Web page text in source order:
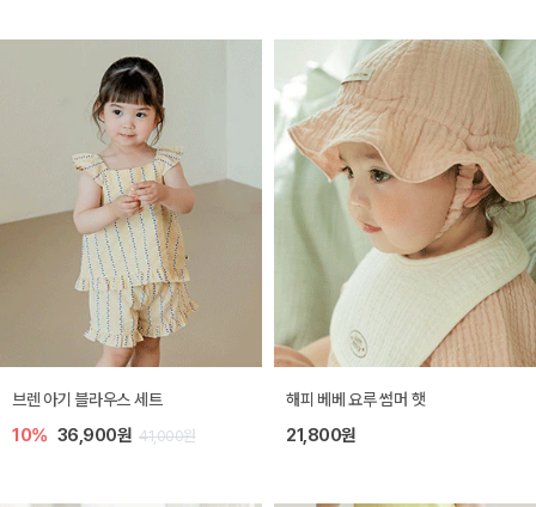
브렌 아기 블라우스 세트
10% 36,900원 41,000원
해피 베베 요루 썸머 햇
21,800원